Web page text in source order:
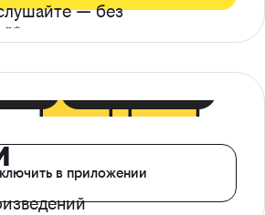
— без
в приложении